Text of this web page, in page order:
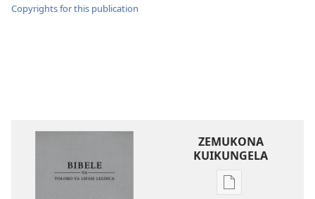
Copyrights for this publication
ZEMUKONA
KUIKUNGELA
Mukete